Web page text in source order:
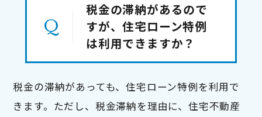
税金の滞納があるので
すが、住宅ローン特例
は利用できますか？
税金の滞納があっても、住宅ローン特例を利用で
きます。ただし、税金滞納を理由に、住宅不動産